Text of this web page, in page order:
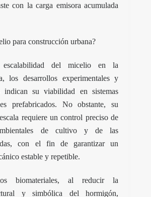
con la carga emisora acumulada
para construcción urbana?
del micelio en la
los desarrollos experimentales y
indican su viabilidad en sistemas
prefabricados. No obstante, su
requiere un control preciso de
de cultivo y de las
con el fin de garantizar un
estable y repetible.
biomateriales, al reducir la
y simbólica del hormigón,